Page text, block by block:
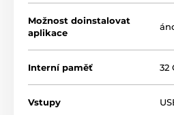
známe služby cezWiFia
offline. Zároveň sa môžete
precízne prehrávanie
BitPerfect
Moderný prehrávačHiRes
Možnost doinstalovat
aplikace
Interní paměť 32
Vstupy